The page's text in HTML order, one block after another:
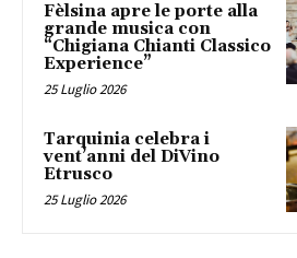
Fèlsina apre le porte alla
grande musica con
“Chigiana Chianti Classico
Experience”
25 Luglio 2026
Tarquinia celebra i
vent’anni del DiVino
Etrusco
25 Luglio 2026